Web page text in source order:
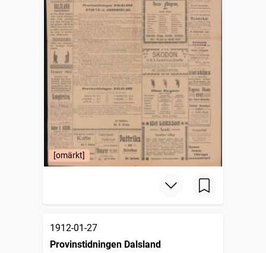
[omärkt]
1912-01-27
Provinstidningen Dalsland